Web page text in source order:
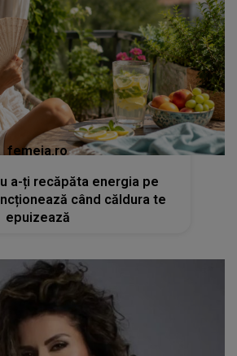
femeia.ro
a-ți recăpăta energia pe
când căldura te
epuizează